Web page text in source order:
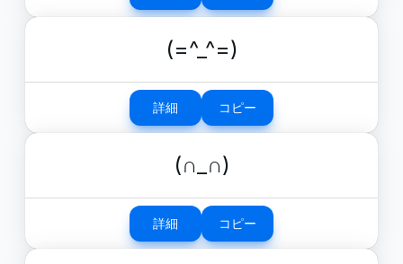
(=^_^=)
詳細 コピー
(∩_∩)
詳細 コピー